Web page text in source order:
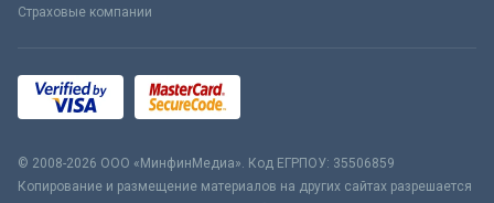
Страховые компании
© 2008-2026 ООО «МинфинМедиа». Код ЕГРПОУ: 35506859
Копирование и размещение материалов на других сайтах разрешается